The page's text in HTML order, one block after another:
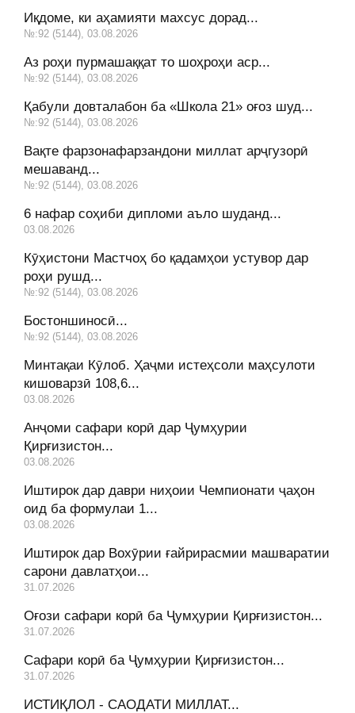
Иқдоме, ки аҳамияти махсус дорад...
№:92 (5144), 03.08.2026
Аз роҳи пурмашаққат то шоҳроҳи аср...
№:92 (5144), 03.08.2026
Қабули довталабон ба «Школа 21» оғоз шуд...
№:92 (5144), 03.08.2026
Вақте фарзонафарзандони миллат арҷгузорӣ
мешаванд...
№:92 (5144), 03.08.2026
6 нафар соҳиби дипломи аъло шуданд...
03.08.2026
Кӯҳистони Мастчоҳ бо қадамҳои устувор дар
роҳи рушд...
№:92 (5144), 03.08.2026
Бостоншиносӣ...
№:92 (5144), 03.08.2026
Минтақаи Кӯлоб. Ҳаҷми истеҳсоли маҳсулоти
кишоварзӣ 108,6...
03.08.2026
Анҷоми сафари корӣ дар Ҷумҳурии
Қирғизистон...
03.08.2026
Иштирок дар даври ниҳоии Чемпионати ҷаҳон
оид ба формулаи 1...
03.08.2026
Иштирок дар Вохӯрии ғайрирасмии машваратии
сарони давлатҳои...
31.07.2026
Оғози сафари корӣ ба Ҷумҳурии Қирғизистон...
31.07.2026
Сафари корӣ ба Ҷумҳурии Қирғизистон...
31.07.2026
ИСТИҚЛОЛ - САОДАТИ МИЛЛАТ...